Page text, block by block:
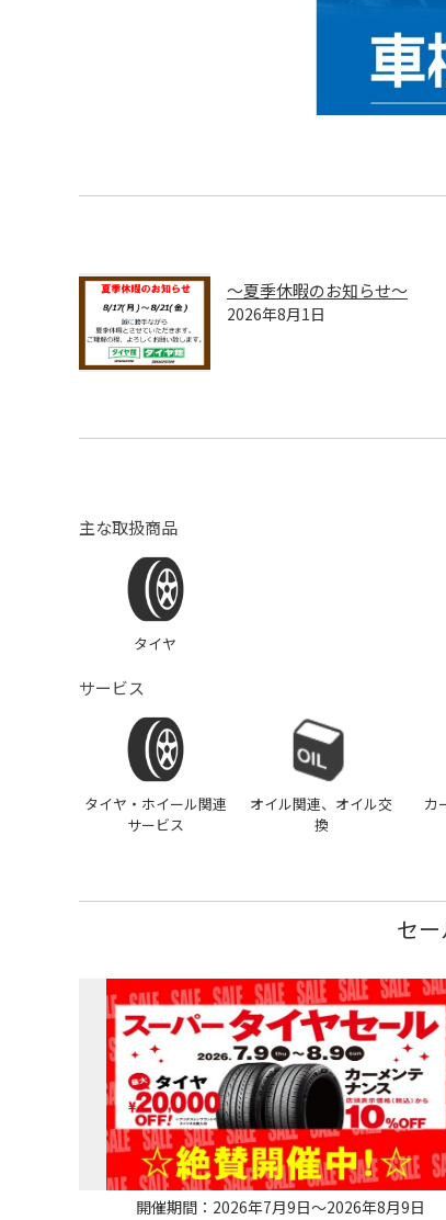
～夏季休暇のお知らせ～
2026年8月1日
主な取扱商品
タイヤ
サービス
タイヤ・ホイール関連
サービス
オイル関連、オイル交
換
カ
セ
開催期間：2026年7月9日～2026年8月9日